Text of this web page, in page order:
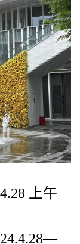
4.28
上午
—